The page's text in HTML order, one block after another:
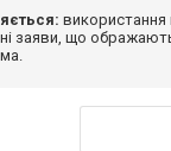
використання
заяви, що